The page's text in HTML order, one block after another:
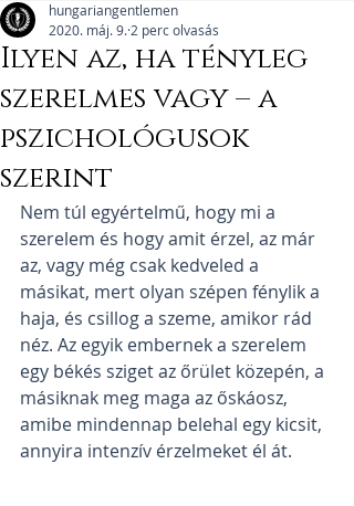
Ilyen az, ha tényleg
szerelmes vagy – a
pszichológusok
szerint
hungariangentlemen
2020. máj. 9.2 perc olvasás
Nem túl egyértelmű, hogy mi a
szerelem és hogy amit érzel, az már
az, vagy még csak kedveled a
másikat, mert olyan szépen fénylik a
haja, és csillog a szeme, amikor rád
néz. Az egyik embernek a szerelem
egy békés sziget az őrület közepén, a
másiknak meg maga az őskáosz,
amibe mindennap belehal egy kicsit,
annyira intenzív érzelmeket él át.